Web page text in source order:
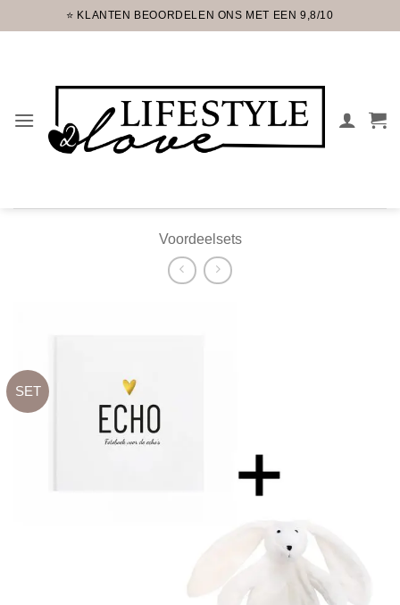
naar
⭐ KLANTEN BEOORDELEN ONS MET EEN 9,8/10
Voordeelsets
SET